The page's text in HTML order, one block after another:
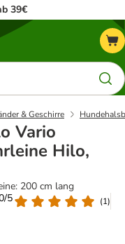
39€
& Geschirre
Vario
Hilo,
200 cm lang
5
(1)